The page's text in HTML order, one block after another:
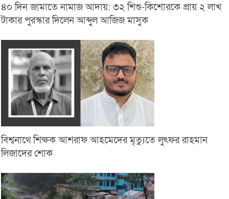
৪০ দিন জামাতে নামাজ আদায়: ৩২ শিশু-কিশোরকে প্রায় ২ লাখ
টাকার পুরস্কার দিলেন আব্দুল আজিজ মাসুক
বিশ্বনাথে শিক্ষক আশরাফ আহমেদের মৃত্যুতে লুৎফর রাহমান
লিজাদের শোক